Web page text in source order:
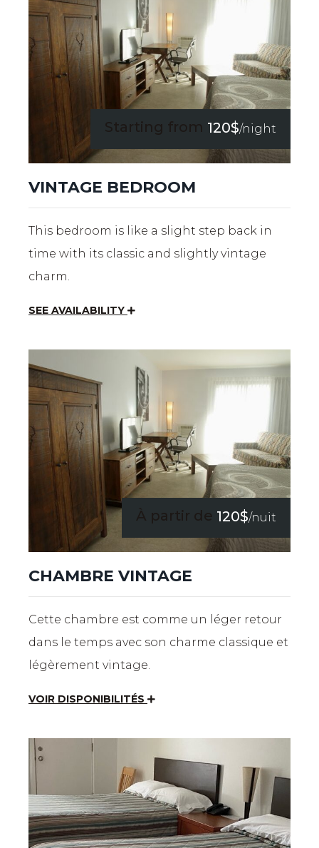
Starting from 120$/night
VINTAGE BEDROOM
This bedroom is like a slight step back in
time with its classic and slightly vintage
charm.
SEE AVAILABILITY
À partir de 120$/nuit
CHAMBRE VINTAGE
Cette chambre est comme un léger retour
dans le temps avec son charme classique et
légèrement vintage.
VOIR DISPONIBILITÉS